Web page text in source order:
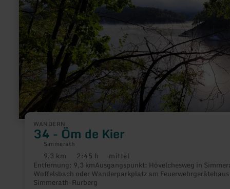
WANDERN
34 - Öm de Kier
Simmerath
Distanz:
9,3 km Dauer:
2:45 h Anforderung:
mittel
Entfernung: 9,3 kmAusgangspunkt: Hövelchesweg in
Woffelsbach oder Wanderparkplatz am
Simmerath-Rurberg